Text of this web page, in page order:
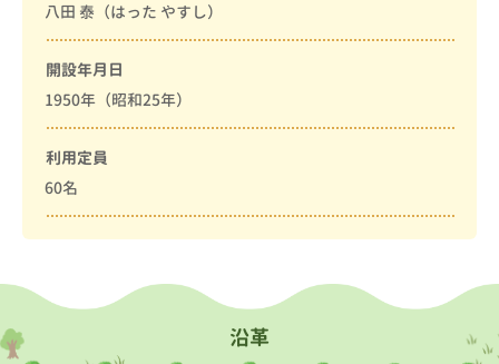
八田 泰（はった やすし）
開設年月日
1950年（昭和25年）
利用定員
60名
沿革